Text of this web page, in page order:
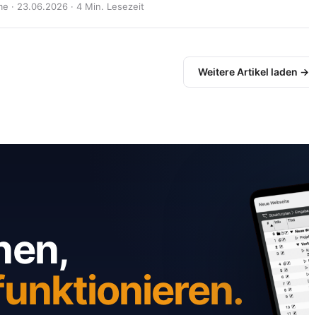
· 23.06.2026 · 4 Min. Lesezeit
Weitere Artikel laden →